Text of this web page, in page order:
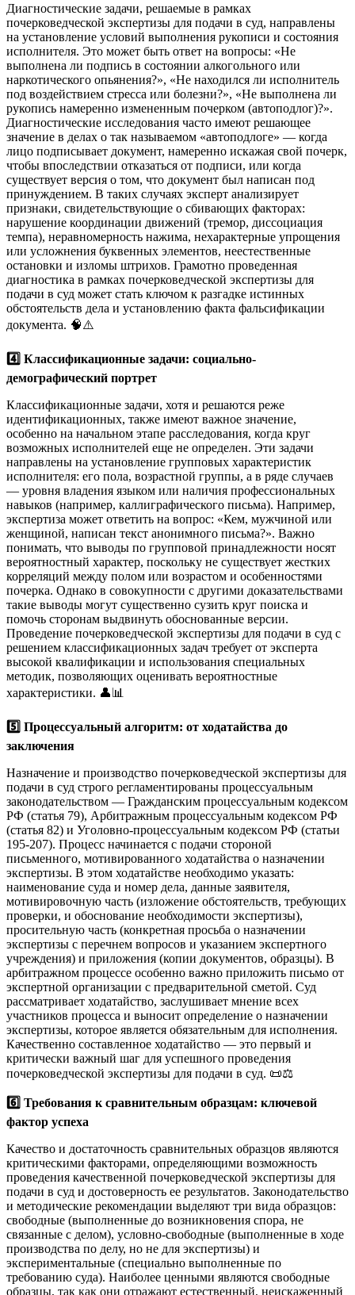
Диагностические задачи, решаемые в рамках
почерковедческой экспертизы для подачи в суд, направлены
на установление условий выполнения рукописи и состояния
исполнителя. Это может быть ответ на вопросы: «Не
выполнена ли подпись в состоянии алкогольного или
наркотического опьянения?», «Не находился ли исполнитель
под воздействием стресса или болезни?», «Не выполнена ли
рукопись намеренно измененным почерком (автоподлог)?».
Диагностические исследования часто имеют решающее
значение в делах о так называемом «автоподлоге» — когда
лицо подписывает документ, намеренно искажая свой почерк,
чтобы впоследствии отказаться от подписи, или когда
существует версия о том, что документ был написан под
принуждением. В таких случаях эксперт анализирует
признаки, свидетельствующие о сбивающих факторах:
нарушение координации движений (тремор, диссоциация
темпа), неравномерность нажима, нехарактерные упрощения
или усложнения буквенных элементов, неестественные
остановки и изломы штрихов. Грамотно проведенная
диагностика в рамках почерковедческой экспертизы для
подачи в суд может стать ключом к разгадке истинных
обстоятельств дела и установлению факта фальсификации
документа. 🧠⚠️
4️⃣ Классификационные задачи: социально-
демографический портрет
Классификационные задачи, хотя и решаются реже
идентификационных, также имеют важное значение,
особенно на начальном этапе расследования, когда круг
возможных исполнителей еще не определен. Эти задачи
направлены на установление групповых характеристик
исполнителя: его пола, возрастной группы, а в ряде случаев
— уровня владения языком или наличия профессиональных
навыков (например, каллиграфического письма). Например,
экспертиза может ответить на вопрос: «Кем, мужчиной или
женщиной, написан текст анонимного письма?». Важно
понимать, что выводы по групповой принадлежности носят
вероятностный характер, поскольку не существует жестких
корреляций между полом или возрастом и особенностями
почерка. Однако в совокупности с другими доказательствами
такие выводы могут существенно сузить круг поиска и
помочь сторонам выдвинуть обоснованные версии.
Проведение почерковедческой экспертизы для подачи в суд с
решением классификационных задач требует от эксперта
высокой квалификации и использования специальных
методик, позволяющих оценивать вероятностные
характеристики. 👤📊
5️⃣ Процессуальный алгоритм: от ходатайства до
заключения
Назначение и производство почерковедческой экспертизы для
подачи в суд строго регламентированы процессуальным
законодательством — Гражданским процессуальным кодексом
РФ (статья 79), Арбитражным процессуальным кодексом РФ
(статья 82) и Уголовно-процессуальным кодексом РФ (статьи
195-207). Процесс начинается с подачи стороной
письменного, мотивированного ходатайства о назначении
экспертизы. В этом ходатайстве необходимо указать:
наименование суда и номер дела, данные заявителя,
мотивировочную часть (изложение обстоятельств, требующих
проверки, и обоснование необходимости экспертизы),
просительную часть (конкретная просьба о назначении
экспертизы с перечнем вопросов и указанием экспертного
учреждения) и приложения (копии документов, образцы). В
арбитражном процессе особенно важно приложить письмо от
экспертной организации с предварительной сметой. Суд
рассматривает ходатайство, заслушивает мнение всех
участников процесса и выносит определение о назначении
экспертизы, которое является обязательным для исполнения.
Качественно составленное ходатайство — это первый и
критически важный шаг для успешного проведения
почерковедческой экспертизы для подачи в суд. 📜⚖️
6️⃣ Требования к сравнительным образцам: ключевой
фактор успеха
Качество и достаточность сравнительных образцов являются
критическими факторами, определяющими возможность
проведения качественной почерковедческой экспертизы для
подачи в суд и достоверность ее результатов. Законодательство
и методические рекомендации выделяют три вида образцов:
свободные (выполненные до возникновения спора, не
связанные с делом), условно-свободные (выполненные в ходе
производства по делу, но не для экспертизы) и
экспериментальные (специально выполненные по
требованию суда). Наиболее ценными являются свободные
образцы, так как они отражают естественный, неискаженный